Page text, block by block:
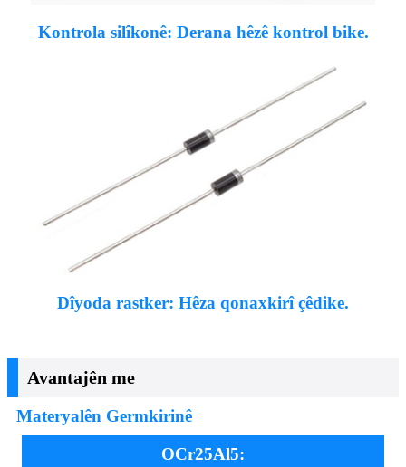
Kontrola silîkonê: Derana hêzê kontrol bike.
Dîyoda rastker: Hêza qonaxkirî çêdike.
Avantajên me
Materyalên Germkirinê
OCr25Al5: